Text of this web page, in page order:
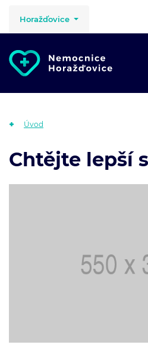
Horažďovice
Úvod
Chtějte lepší